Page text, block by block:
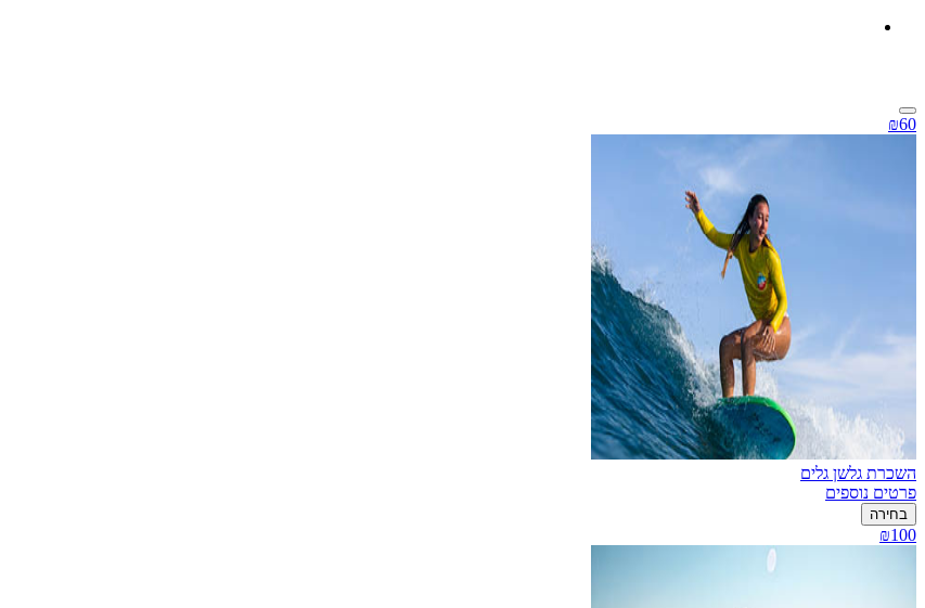
₪60
השכרת גלשן גלים
פרטים נוספים
בחירה
₪100